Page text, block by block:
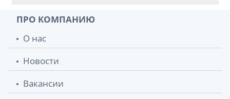
ПРО КОМПАНИЮ
О нас
Новости
Вакансии